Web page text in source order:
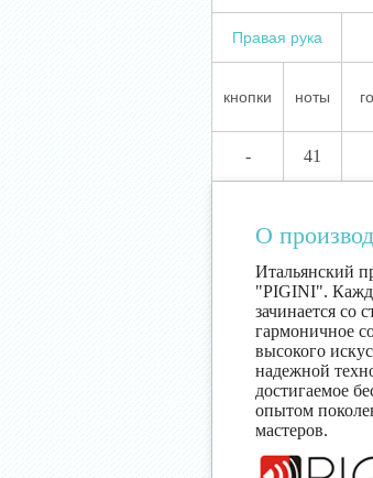
Правая рука
кнопки ноты
- 41
О
Итальянский
"PIGINI".
зачинается со
гармоничное
высокого
надежной
достигаемое
опытом
мастеров.